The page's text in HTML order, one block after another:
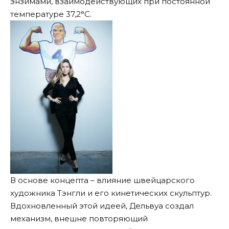
температуре 37,2°C.
В основе концепта – влияние швейцарского
художника Тэнгли и его кинетических скульптур.
Вдохновленный этой идеей, Дельвуа создал
механизм, внешне повторяющий